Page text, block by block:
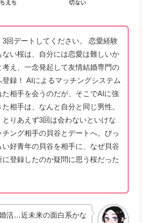
3回デートしてください。 恋愛経験
ない桜は、自分には恋愛は難しいか
考え、一念発起して友情結婚専門の
録！ AIによるマッチングシステム
た相手を会うのだが、そこでAIに強
た相手は、なんと自分と同じ男性。
とりあえず3回は会わないといけな
チング相手の貝谷とデートへ。びっ
い好青年の貝谷を相手に、なぜ貝谷
に登録したのか疑問に思う桜だった
活…近未来の面白系かな